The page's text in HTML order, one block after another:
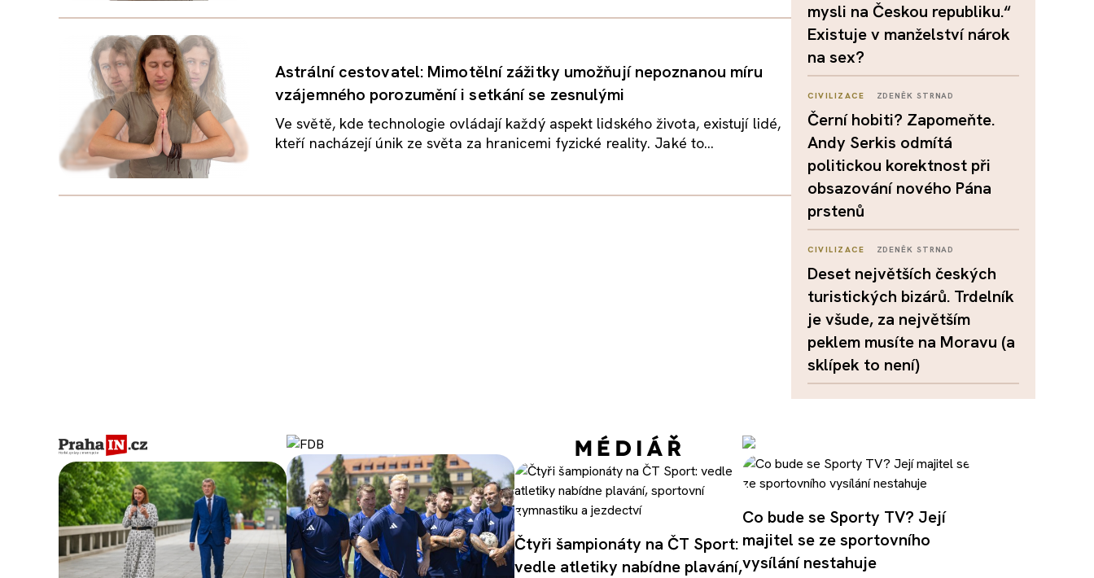
Astrální cestovatel: Mimotělní zážitky umožňují nepoznanou míru
vzájemného porozumění i setkání se zesnulými
Ve světě, kde technologie ovládají každý aspekt lidského života, existují lidé,
kteří nacházejí únik ze světa za hranicemi fyzické reality. Jaké to...
mysli na Českou republiku.“
Existuje v manželství nárok
na sex?
CIVILIZACE ZDENĚK STRNAD
Černí hobiti? Zapomeňte.
Andy Serkis odmítá
politickou korektnost při
obsazování nového Pána
prstenů
CIVILIZACE ZDENĚK STRNAD
Deset největších českých
turistických bizárů. Trdelník
je všude, za největším
peklem musíte na Moravu (a
sklípek to není)
Čtyři šampionáty na ČT Sport:
vedle atletiky nabídne plavání,
Co bude se Sporty TV? Její
majitel se ze sportovního
vysílání nestahuje